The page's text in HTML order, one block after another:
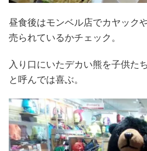
昼食後はモンベル店でカヤック
売られているかチェック。
入り口にいたデカい熊を子供た
と呼んでは喜ぶ。